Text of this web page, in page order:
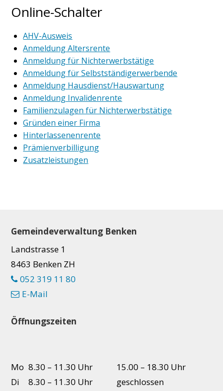
Online-Schalter
AHV-Ausweis
Anmeldung Altersrente
Anmeldung für Nichterwerbstätige
Anmeldung für Selbstständigerwerbende
Anmeldung Hausdienst/Hauswartung
Anmeldung Invalidenrente
Familienzulagen für Nichterwerbstätige
Gründen einer Firma
Hinterlassenenrente
Prämienverbilligung
Zusatzleistungen
Footer
Gemeindeverwaltung Benken
Landstrasse 1
8463 Benken ZH
052 319 11 80
E-Mail
Öffnungszeiten
Mo 8.30 – 11.30 Uhr
15.00 – 18.30 Uhr
Di
8.30 – 11.30 Uhr
geschlossen